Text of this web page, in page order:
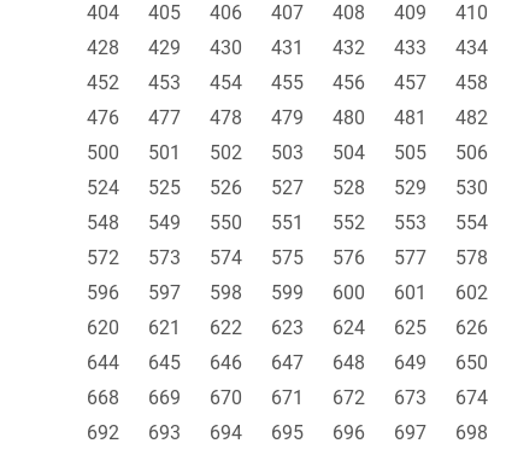
404
405 406 407 408 409 410
428
429 430 431 432 433 434
452
453 454 455 456 457 458
476
477 478 479 480 481 482
500
501 502 503 504 505 506
524
525 526 527 528 529 530
548
549 550 551 552 553 554
572
573 574 575 576 577 578
596
597 598 599 600 601 602
620
621 622 623 624 625 626
644
645 646 647 648 649 650
668
669 670 671 672 673 674
692
693 694 695 696 697 698